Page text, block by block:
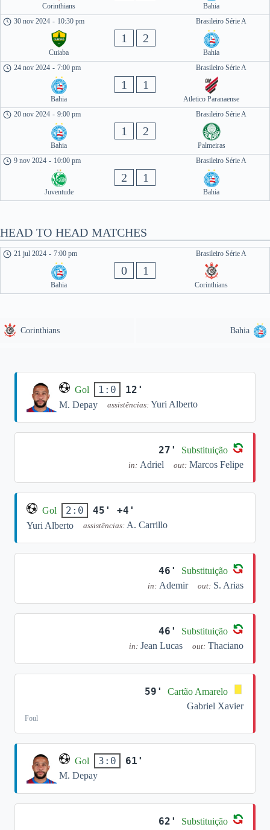
Corinthians
Bahia
Brasileiro Série A
30 nov 2024 - 10:30 pm
Cuiaba
1 2
Bahia
Brasileiro Série A
24 nov 2024 - 7:00 pm
Bahia
1 1
Atletico Paranaense
Brasileiro Série A
20 nov 2024 - 9:00 pm
Bahia
1 2
Palmeiras
Brasileiro Série A
9 nov 2024 - 10:00 pm
Juventude
2 1
Bahia
HEAD TO HEAD MATCHES
Brasileiro Série A
21 jul 2024 - 7:00 pm
Bahia
0 1
Corinthians
Corinthians Bahia
Gol 1:0 12'
M. Depay assistências: Yuri Alberto
27' Substituição
in: Adriel out: Marcos Felipe
Gol 2:0 45' +4'
Yuri Alberto assistências: A. Carrillo
46' Substituição
in: Ademir out: S. Arias
46' Substituição
in: Jean Lucas out: Thaciano
59'
Cartão Amarelo
Gabriel Xavier
Foul
Gol 3:0 61'
M. Depay
62' Substituição